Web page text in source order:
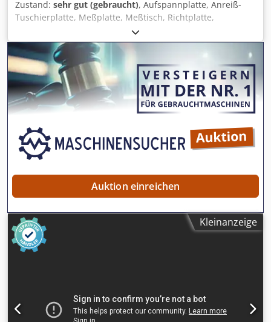
Zustand: sehr gut (gebraucht), Aufspannplatte, Anreiß-
Tuschierplatte, Meßplatte, Meßtisch, Richtplatte,
Anreissplatte, Prüfplatte, Kontrollplatte, Feinmesstisch -
Aufspannfläche: 3000 x 2000 mm -Anzahl: 3 Stück
Aufspannplatten vorhanden -Preis : pro Stück -Anmerkung:
Die Aufspannplatten können Stirnseitig miteinander
verschraubt werden, da die Stirnflächen gefräst sind -
mögliche Aufspannflächen: 3x 3000 x 2000 mm (1x 9000 x
2000 mm) (1x 6000 x 3000 mm) -Plattendicke: 60 mm
Abmessung jew.: 3000/2000/H360 mm -Gewicht: 4500
kg/St.
Auktion einreichen
Kleinanzeige